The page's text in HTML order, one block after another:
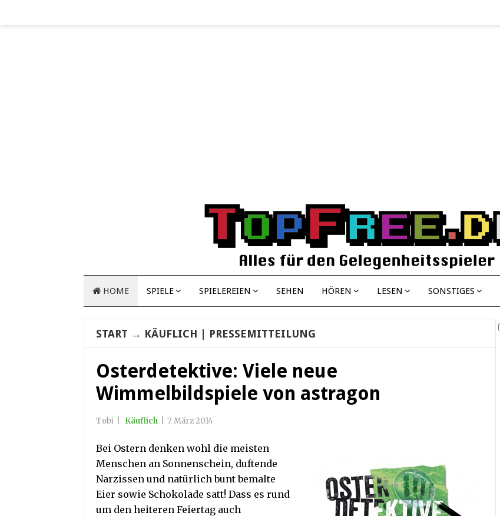
HOME SPIELE SPIELEREIEN SEHEN HÖREN LESEN SONSTIGES
START → KÄUFLICH | PRESSEMITTEILUNG
Osterdetektive: Viele neue
Wimmelbildspiele von astragon
Tobi Käuflich 7. März 2014
Bei Ostern denken wohl die meisten
Menschen an Sonnenschein, duftende
Narzissen und natürlich bunt bemalte
Eier sowie Schokolade satt! Dass es rund
um den heiteren Feiertag auch